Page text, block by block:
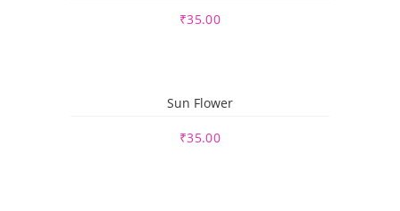
₹35.00
Sun Flower
₹35.00